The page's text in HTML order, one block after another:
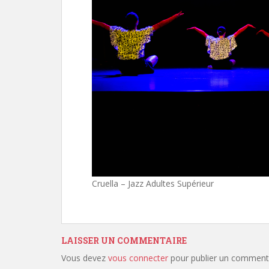
Cruella – Jazz Adultes Supérieur
LAISSER UN COMMENTAIRE
Vous devez vous connecter pour publier un